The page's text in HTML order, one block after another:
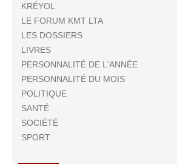
KRÉYOL
LE FORUM KMT LTA
LES DOSSIERS
LIVRES
PERSONNALITÉ DE L'ANNÉE
PERSONNALITÉ DU MOIS
POLITIQUE
SANTÉ
SOCIÉTÉ
SPORT